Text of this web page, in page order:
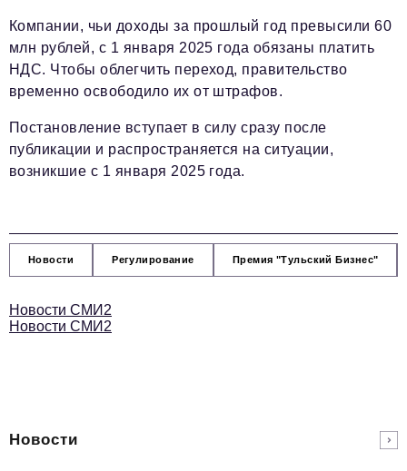
Компании, чьи доходы за прошлый год превысили 60
млн рублей, с 1 января 2025 года обязаны платить
НДС. Чтобы облегчить переход, правительство
временно освободило их от штрафов.
Постановление вступает в силу сразу после
публикации и распространяется на ситуации,
возникшие с 1 января 2025 года.
Новости Регулирование Премия "Тульский Бизнес"
Новости СМИ2
Новости СМИ2
Новости